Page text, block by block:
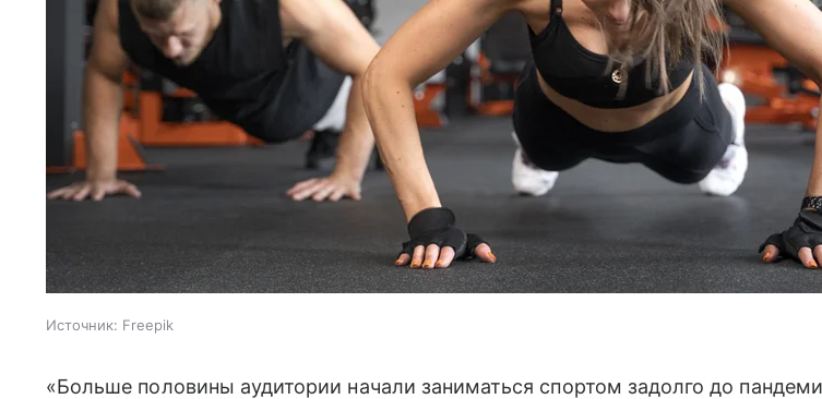
Источник: Freepik
«Больше половины аудитории начали заниматься спортом задолго до